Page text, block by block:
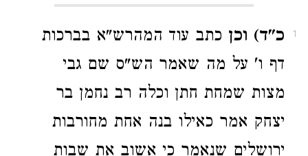
1 כ"ד) וכן כתב עוד המהרש"א בברכות
דף ו' על מה שאמר הש"ס שם גבי
מצות שמחת חתן וכלה רב נחמן בר
יצחק אמר כאילו בנה אחת מחורבות